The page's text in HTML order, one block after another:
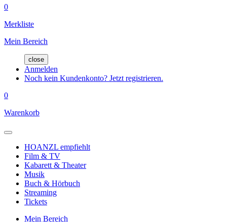
0
Merkliste
Mein Bereich
close
Anmelden
Noch kein Kundenkonto? Jetzt registrieren.
0
Warenkorb
HOANZL empfiehlt
Film & TV
Kabarett & Theater
Musik
Buch & Hörbuch
Streaming
Tickets
Mein Bereich